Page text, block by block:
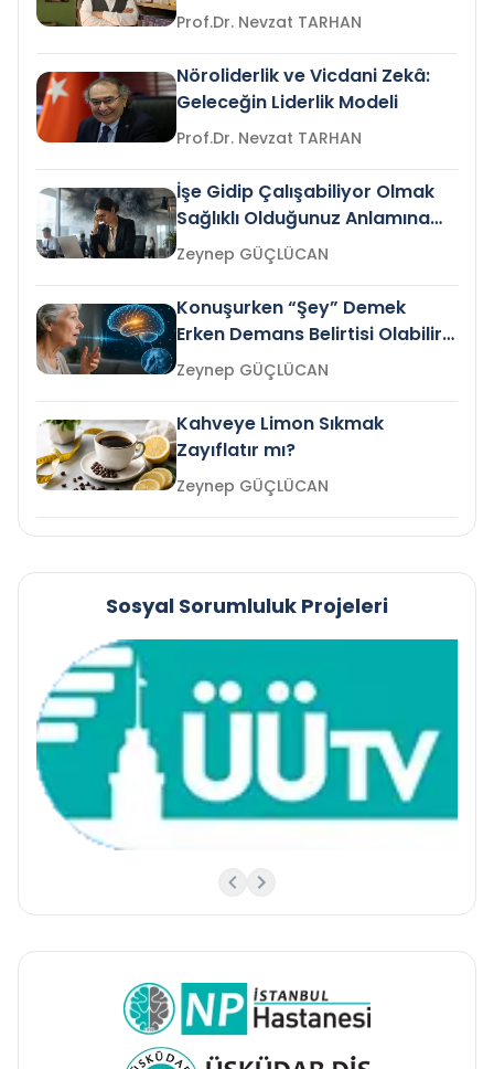
Prof.Dr. Nevzat TARHAN
Nöroliderlik ve Vicdani Zekâ:
Geleceğin Liderlik Modeli
Prof.Dr. Nevzat TARHAN
İşe Gidip Çalışabiliyor Olmak
Sağlıklı Olduğunuz Anlamına
Gelir mi?Zeynep GÜÇLÜCAN
Konuşurken “Şey” Demek
Erken Demans Belirtisi Olabilir
mi?
Zeynep GÜÇLÜCAN
Kahveye Limon Sıkmak
Zayıflatır mı?
Zeynep GÜÇLÜCAN
Sosyal Sorumluluk Projeleri